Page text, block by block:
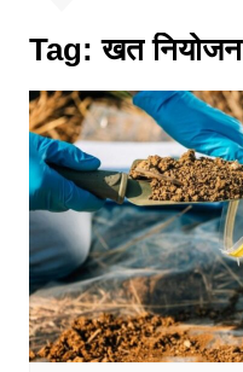
Tag:खत नियोजन